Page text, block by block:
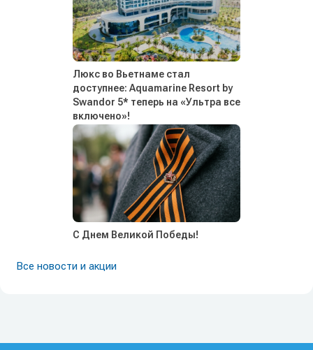
Люкс во Вьетнаме стал
доступнее: Aquamarine Resort by
Swandor 5* теперь на «Ультра все
включено»!
С Днем Великой Победы!
Все новости и акции